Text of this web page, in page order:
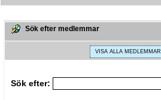
Sök efter medlemmar
VISA ALLA MEDLEMMAR
Sök efter: